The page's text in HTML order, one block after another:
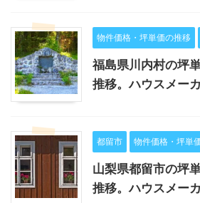
物件価格・坪単価の推移
福島県川内村の坪
推移。ハウスメー
都留市 物件価格・坪単
山梨県都留市の坪
推移。ハウスメー